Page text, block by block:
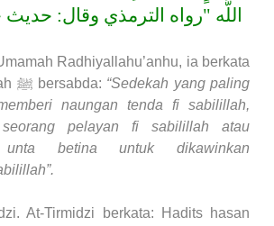
اللَّه "رواه الترمذي وقال:
Radhiyallahu’anhu, ia berkata
bahwa Rasulullah ﷺ bersabda: “Sedekah yang paling
naungan tenda fi sabilillah,
seorang pelayan fi sabilillah atau
unta betina untuk dikawinkan
At-Tirmidzi berkata: Hadits hasan